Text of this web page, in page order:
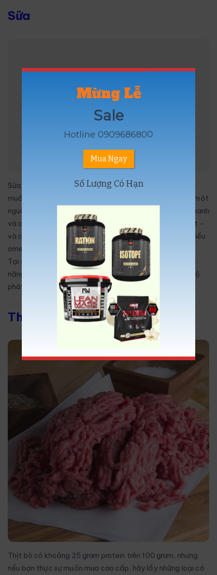
Sữa
Sữa có 8-10 gram protein cho mỗi ly 250ml và nếu bạn
muốn tăng cân, sữa là người bạn tốt của bạn. Nó chứa một
nguồn tốt của cả whey và casein protein (giải phóng nhanh
và chậm). Ngoài ra, nếu bạn gắn bó với sữa nguyên chất –
và có được loại hữu cơ – nó cũng chứa nhiều calo và nhiều
omega-3 hơn.
Tại sao bạn muốn omega-3? Nó giúp tăng cường chức
năng nhận thức, giảm huyết áp và thậm chí tăng tốc độ
phát triển cơ bắp.
Thịt Bò
Thịt bò có khoảng 25 gram protein trên 100 gram, nhưng
nếu bạn thực sự muốn mua cao cấp, hãy lấy những loại có
Mừng Lễ
Sale
Hotline 0909686800
Mua Ngay
Số Lượng Có Hạn